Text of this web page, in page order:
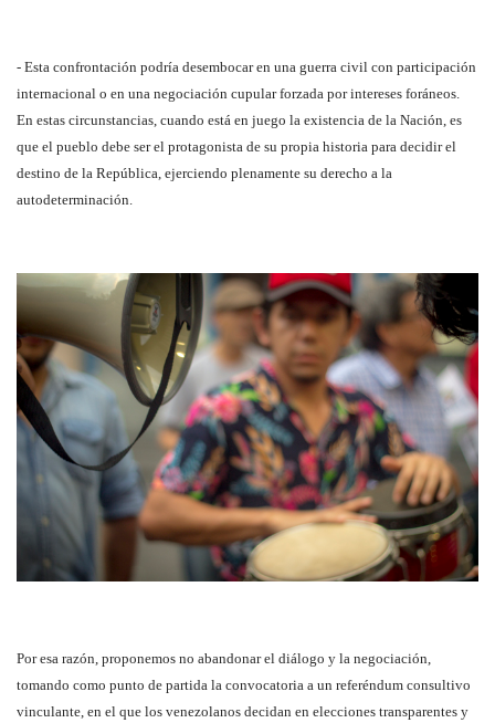
- Esta confrontación podría desembocar en una guerra civil con participación
internacional o en una negociación cupular forzada por intereses foráneos.
En estas circunstancias, cuando está en juego la existencia de la Nación, es
que el pueblo debe ser el protagonista de su propia historia para decidir el
destino de la República, ejerciendo plenamente su derecho a la
autodeterminación.
Por esa razón, proponemos no abandonar el diálogo y la negociación,
tomando como punto de partida la convocatoria a un referéndum consultivo
vinculante, en el que los venezolanos decidan en elecciones transparentes y